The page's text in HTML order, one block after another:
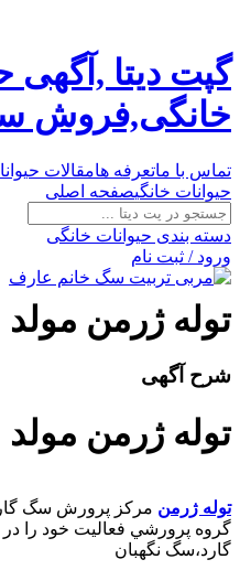
گپت دیتا ,آگهی
خانگی,فروش
تماس با ماتعرفه هامقالات
حیوانات خانگیصفحه اصلی
دسته بندی حیوانات خانگی
ورود / ثبت نام
توله ژرمن مولد
شرح آگهی
توله ژرمن مولد
توله ژرمن مرکز پرورش سگ
گروه پرورشي فعاليت خود را
گارد،سگ نگهبان